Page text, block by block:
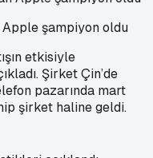
Apple şampiyon oldu
etkisiyle
Şirket Çin’de
pazarında mart
şirket haline geldi.